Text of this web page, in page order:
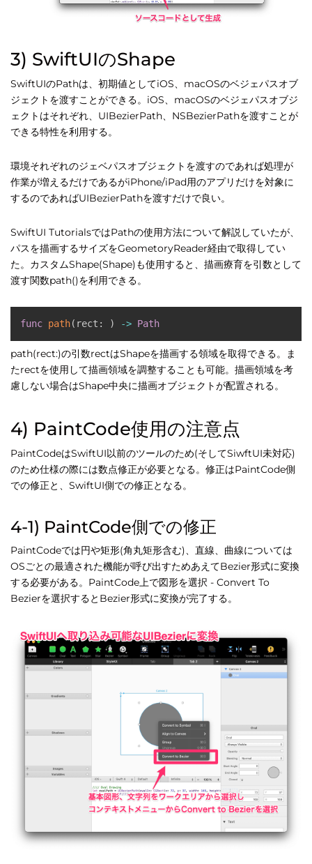
3) SwiftUIのShape
SwiftUIのPathは、初期値としてiOS、macOSのベジェパスオブ
ジェクトを渡すことができる。iOS、macOSのベジェパスオブジ
ェクトはそれぞれ、UIBezierPath、NSBezierPathを渡すことが
できる特性を利用する。
環境それぞれのジェベパスオブジェクトを渡すのであれば処理が
作業が増えるだけであるがiPhone/iPad用のアプリだけを対象に
するのであればUIBezierPathを渡すだけで良い。
SwiftUI TutorialsではPathの使用方法について解説していたが、
パスを描画するサイズをGeometoryReader経由で取得してい
た。カスタムShape(Shape)も使用すると、描画療育を引数として
渡す関数path()を利用できる。
func path( rect : ) -> Path
path(rect:)の引数rectはShapeを描画する領域を取得できる。ま
たrectを使用して描画領域を調整することも可能。描画領域を考
慮しない場合はShape中央に描画オブジェクトが配置される。
4) PaintCode使用の注意点
PaintCodeはSwiftUI以前のツールのため(そしてSiwftUI未対応)
のため仕様の際には数点修正が必要となる。修正はPaintCode側
での修正と、SwiftUI側での修正となる。
4-1) PaintCode側での修正
PaintCodeでは円や矩形(角丸矩形含む)、直線、曲線については
OSごとの最適された機能が呼び出すためあえてBezier形式に変換
する必要がある。PaintCode上で図形を選択 - Convert To
Bezierを選択するとBezier形式に変換が完了する。